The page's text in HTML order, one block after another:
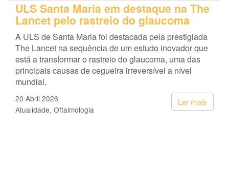
ULS Santa Maria em destaque na The
Lancet pelo rastreio do glaucoma
A ULS de Santa Maria foi destacada pela prestigiada
The Lancet na sequência de um estudo inovador que
está a transformar o rastreio do glaucoma, uma das
principais causas de cegueira irreversível a nível
mundial.
Ler mais
20 Abril 2026
Atualidade Oftalmologia